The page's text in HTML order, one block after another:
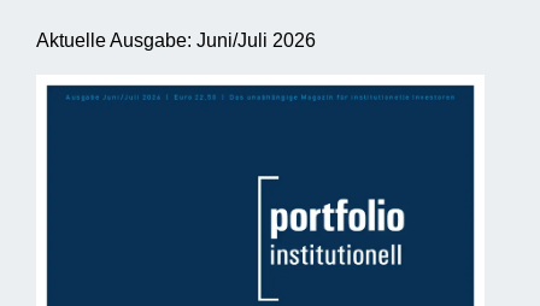
Aktuelle Ausgabe: Juni/Juli 2026